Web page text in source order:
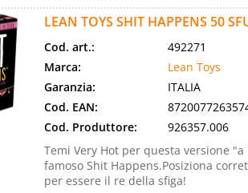
LEAN TOYS SHIT HAPPENS 50
Cod. art.:
492271
Marca:
Lean Toys
Garanzia:
ITALIA
Cod. EAN:
Cod. Produttore:
926357.006
Temi Very Hot per questa versione
famoso Shit Happens.Posiziona
per essere il re della sfiga!